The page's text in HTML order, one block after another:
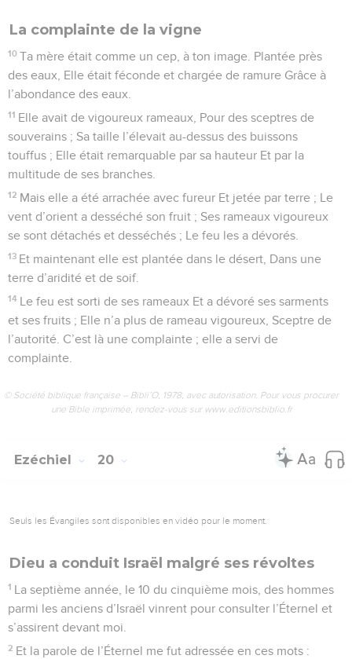
La complainte de la vigne
10 Ta mère était comme un cep, à ton image. Plantée près
des eaux, Elle était féconde et chargée de ramure Grâce à
l’abondance des eaux.
11 Elle avait de vigoureux rameaux, Pour des sceptres de
souverains ; Sa taille l’élevait au-dessus des buissons
touffus ; Elle était remarquable par sa hauteur Et par la
multitude de ses branches.
12 Mais elle a été arrachée avec fureur Et jetée par terre ; Le
vent d’orient a desséché son fruit ; Ses rameaux vigoureux
se sont détachés et desséchés ; Le feu les a dévorés.
13 Et maintenant elle est plantée dans le désert, Dans une
terre d’aridité et de soif.
14 Le feu est sorti de ses rameaux Et a dévoré ses sarments
et ses fruits ; Elle n’a plus de rameau vigoureux, Sceptre de
l’autorité. C’est là une complainte ; elle a servi de
complainte.
© Société biblique française – Bibli’O, 1978, avec autorisation. Pour vous procurer
une Bible imprimée, rendez-vous sur www.editionsbiblio.fr
Ezéchiel 20
Seuls les Évangiles sont disponibles en vidéo pour le moment.
Dieu a conduit Israël malgré ses révoltes
1 La septième année, le 10 du cinquième mois, des hommes
parmi les anciens d’Israël vinrent pour consulter l’Éternel et
s’assirent devant moi.
2 Et la parole de l’Éternel me fut adressée en ces mots :